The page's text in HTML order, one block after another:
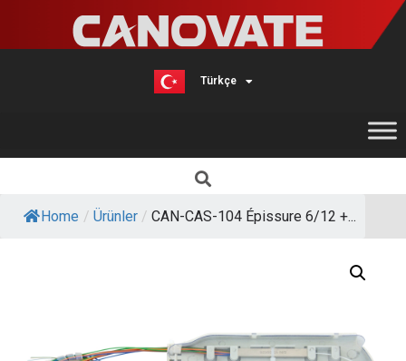
Türkçe
English
Home / Ürünler / CAN-CAS-104 Épissure 6/12 +...